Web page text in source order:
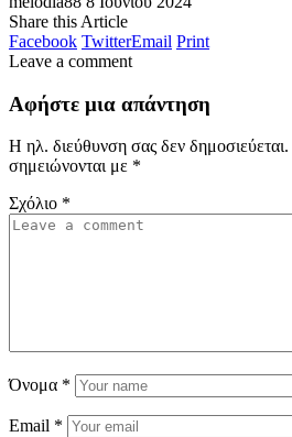
Share this Article
Facebook TwitterEmail Print
Leave a comment
Αφήστε μια απάντηση
Η ηλ. διεύθυνση σας δεν δημοσιεύεται.
σημειώνονται με *
Σχόλιο *
Όνομα *
Email *